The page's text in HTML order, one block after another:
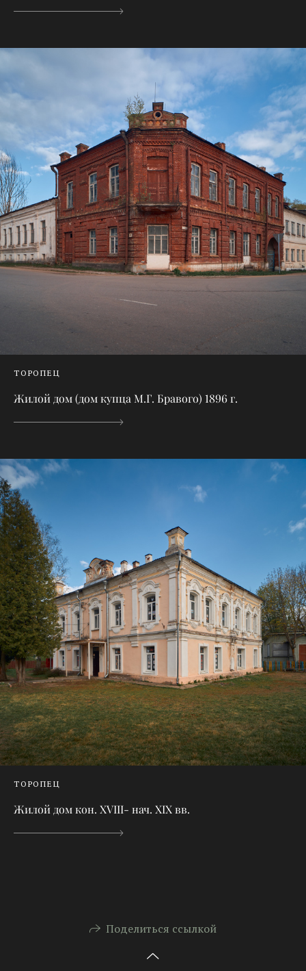
ТОРОПЕЦ
Жилой дом (дом купца М.Г. Бравого) 1896 г.
ТОРОПЕЦ
Жилой дом кон. XVIII- нач. XIX вв.
Поделиться ссылкой